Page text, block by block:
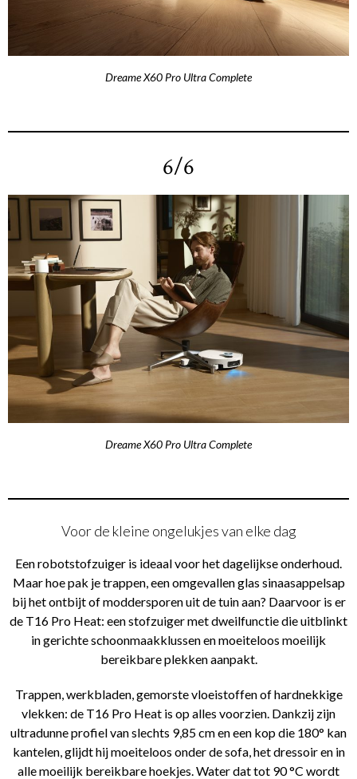
Dreame X60 Pro Ultra Complete
6/6
Dreame X60 Pro Ultra Complete
Voor de kleine ongelukjes van elke dag
Een robotstofzuiger is ideaal voor het dagelijkse onderhoud.
Maar hoe pak je trappen, een omgevallen glas sinaasappelsap
bij het ontbijt of moddersporen uit de tuin aan? Daarvoor is er
de T16 Pro Heat: een stofzuiger met dweilfunctie die uitblinkt
in gerichte schoonmaakklussen en moeiteloos moeilijk
bereikbare plekken aanpakt.
Trappen, werkbladen, gemorste vloeistoffen of hardnekkige
vlekken: de T16 Pro Heat is op alles voorzien. Dankzij zijn
ultradunne profiel van slechts 9,85 cm en een kop die 180° kan
kantelen, glijdt hij moeiteloos onder de sofa, het dressoir en in
alle moeilijk bereikbare hoekjes. Water dat tot 90 °C wordt